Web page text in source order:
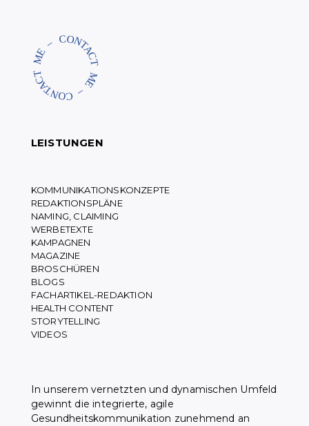
LEISTUNGEN
KOMMUNIKATIONSKONZEPTE
REDAKTIONSPLÄNE
NAMING, CLAIMING
WERBETEXTE
KAMPAGNEN
MAGAZINE
BROSCHÜREN
BLOGS
FACHARTIKEL-REDAKTION
HEALTH CONTENT
STORYTELLING
VIDEOS
In unserem vernetzten und dynamischen Umfeld
gewinnt die integrierte, agile
Gesundheitskommunikation zunehmend an